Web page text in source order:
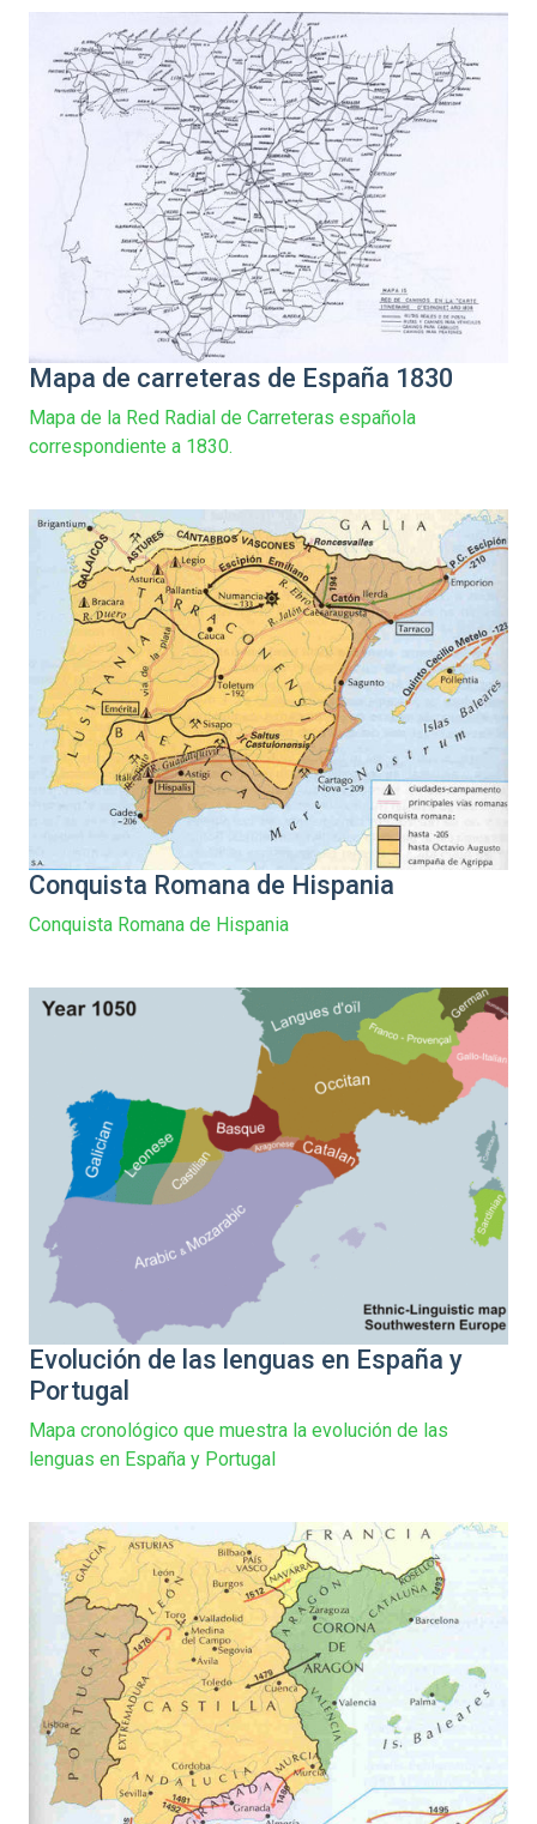
Mapa de carreteras de España 1830
Mapa de la Red Radial de Carreteras española
correspondiente a 1830.
Conquista Romana de Hispania
Conquista Romana de Hispania
Evolución de las lenguas en España y
Portugal
Mapa cronológico que muestra la evolución de las
lenguas en España y Portugal